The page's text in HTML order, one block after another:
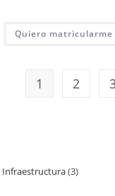
Quiero matricularme
1 2
33